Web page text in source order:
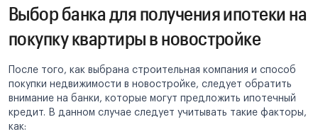
Выбор банка для получения ипотеки на
покупку квартиры в новостройке
После того, как выбрана строительная компания и способ
покупки недвижимости в новостройке, следует обратить
внимание на банки, которые могут предложить ипотечный
кредит. В данном случае следует учитывать такие факторы,
как: